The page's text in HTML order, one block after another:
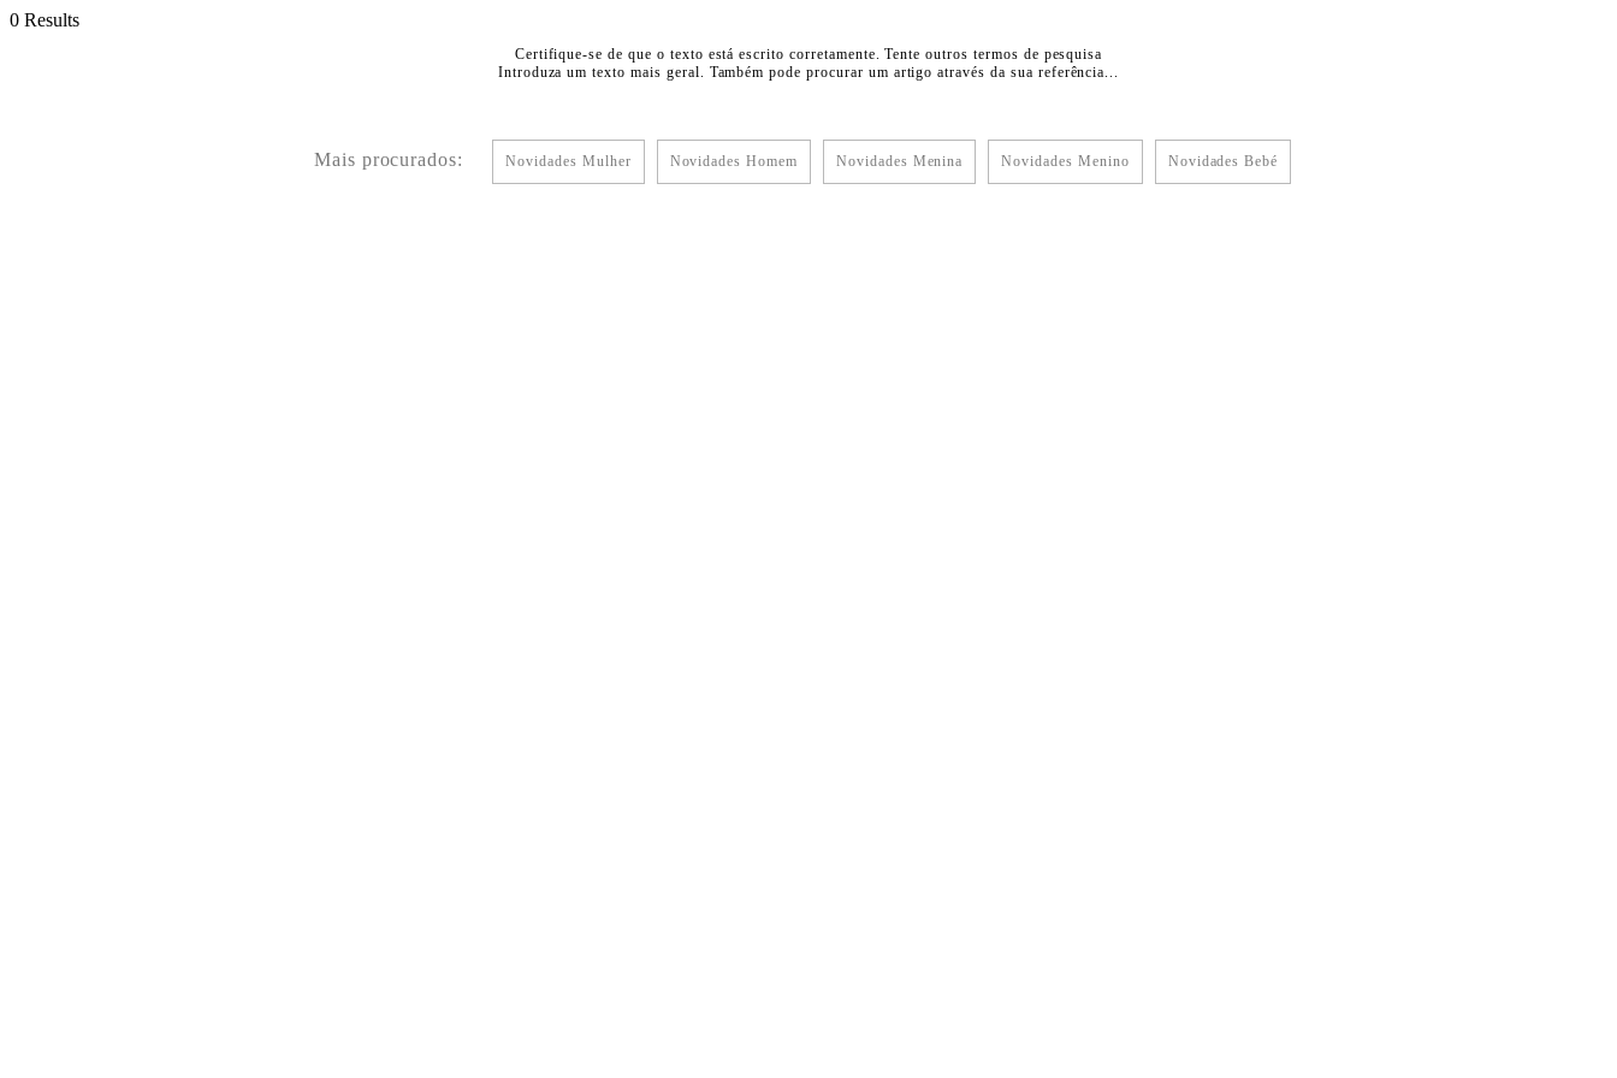
0 Results
Certifique-se de que o texto está escrito corretamente. Tente outros termos de pesquisa
Introduza um texto mais geral. Também pode procurar um artigo através da sua referência...
Mais procurados: Novidades Mulher Novidades Homem Novidades Menina Novidades Menino Novidades Bebé